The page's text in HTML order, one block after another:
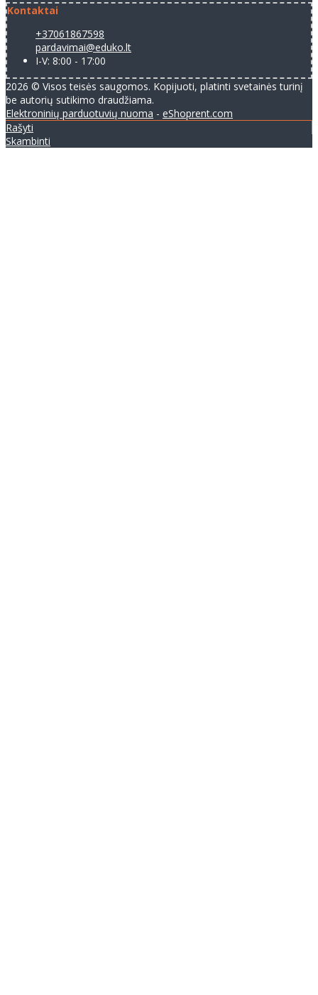
Kontaktai
+37061867598
pardavimai@eduko.lt
I-V: 8:00 - 17:00
2026 © Visos teisės saugomos. Kopijuoti, platinti svetainės turinį
be autorių sutikimo draudžiama.
Elektroninių parduotuvių nuoma - eShoprent.com
Rašyti
Skambinti